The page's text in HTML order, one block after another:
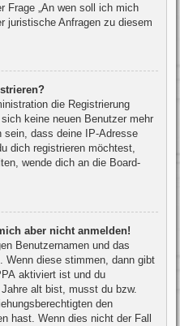
Frage „An wen soll ich mich
juristische Anfragen zu diesem
die Registrierung
keine neuen Benutzer mehr
sein, dass deine IP-Adresse
dich registrieren möchtest,
wende dich an die Board-
aber nicht anmelden!
Benutzernamen und das
Wenn diese stimmen, dann gibt
aktiviert ist und du
alt bist, musst du bzw.
den
hast. Wenn dies nicht der Fall